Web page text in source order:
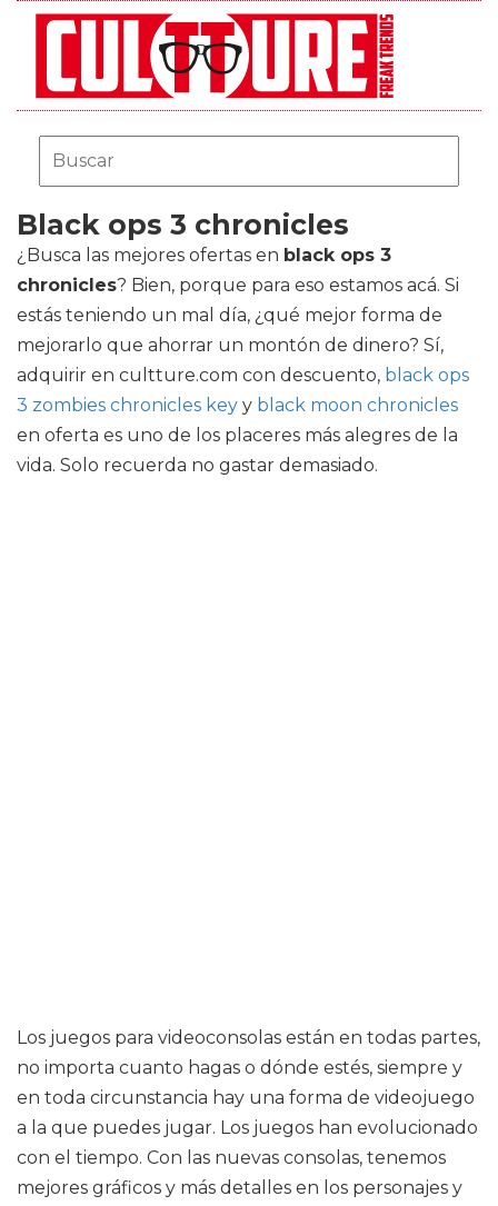
Black ops 3 chronicles
¿Busca las mejores ofertas en black ops 3
chronicles? Bien, porque para eso estamos acá. Si
estás teniendo un mal día, ¿qué mejor forma de
mejorarlo que ahorrar un montón de dinero? Sí,
adquirir en cultture.com con descuento, black ops
3 zombies chronicles key y black moon chronicles
en oferta es uno de los placeres más alegres de la
vida. Solo recuerda no gastar demasiado.
Los juegos para videoconsolas están en todas partes,
no importa cuanto hagas o dónde estés, siempre y
en toda circunstancia hay una forma de videojuego
a la que puedes jugar. Los juegos han evolucionado
con el tiempo. Con las nuevas consolas, tenemos
mejores gráficos y más detalles en los personajes y